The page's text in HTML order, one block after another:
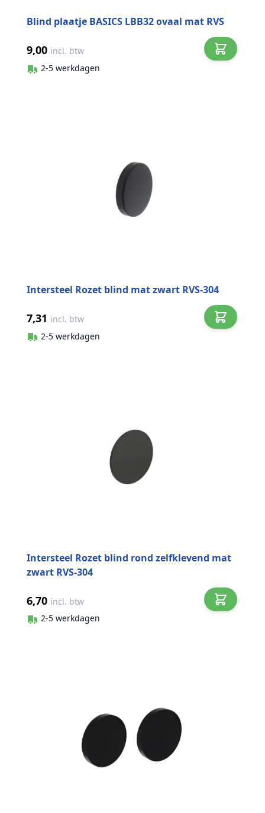
Blind plaatje BASICS LBB32 ovaal mat RVS
9,00 incl. btw
2-5 werkdagen
Intersteel Rozet blind mat zwart RVS-304
7,31 incl. btw
2-5 werkdagen
Intersteel Rozet blind rond zelfklevend mat
zwart RVS-304
6,70 incl. btw
2-5 werkdagen